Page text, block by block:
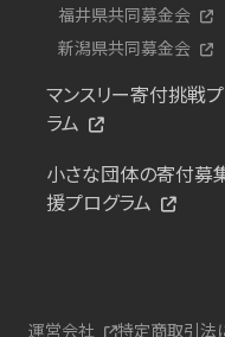
福井県共同募金会
新潟県共同募金会
マンスリー寄付挑戦
ラム
小さな団体の寄付募
援プログラム
運営会社 特定商取引法